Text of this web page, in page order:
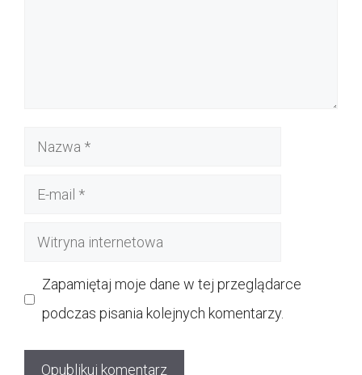
Nazwa
Witryna
Zapamiętaj moje dane w tej przeglądarce
podczas pisania kolejnych komentarzy.